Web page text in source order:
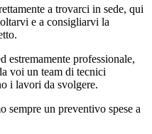
a trovarci in sede, qui
e a consigliarvi la
estremamente professionale,
voi un team di tecnici
i lavori da svolgere.
sempre un preventivo spese a